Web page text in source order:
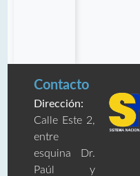
Contacto
Dirección:
Calle Este 2,
entre
esquina Dr.
Paúl y